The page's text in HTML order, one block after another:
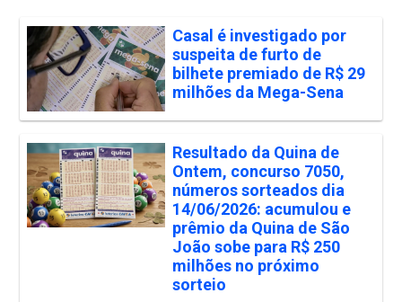
Casal é investigado por
suspeita de furto de
bilhete premiado de R$ 29
milhões da Mega-Sena
Resultado da Quina de
Ontem, concurso 7050,
números sorteados dia
14/06/2026: acumulou e
prêmio da Quina de São
João sobe para R$ 250
milhões no próximo
sorteio